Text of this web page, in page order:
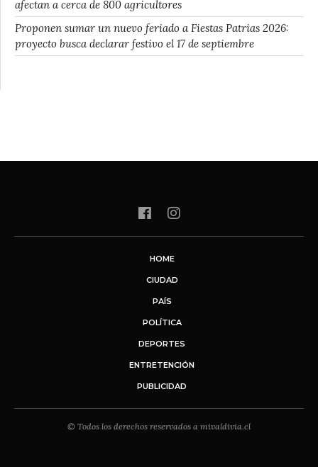
afectan a cerca de 800 agricultores
Proponen sumar un nuevo feriado a Fiestas Patrias 2026:
proyecto busca declarar festivo el 17 de septiembre
HOME
CIUDAD
PAÍS
POLÍTICA
DEPORTES
ENTRETENCIÓN
PUBLICIDAD
© Todos los derechos reservados a mivaldivia.cl